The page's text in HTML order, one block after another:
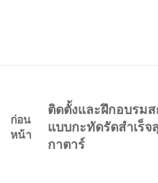
ก่อน
หน้า
ติดตั้งและฝึกอบรม
แบบกะทัดรัดสำเร็จ
กาตาร์